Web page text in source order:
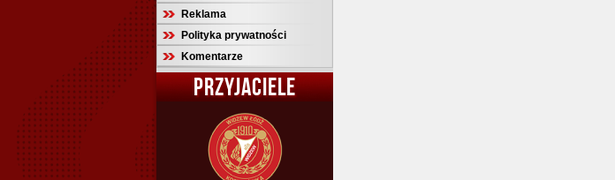
Reklama
Polityka prywatności
Komentarze
PRZYJACIELE